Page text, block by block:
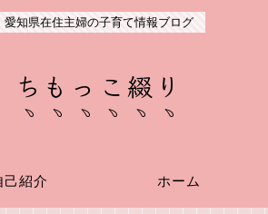
愛知県在住主婦の子育て情報ブログ
ちもっこ綴り
己紹介 ホーム